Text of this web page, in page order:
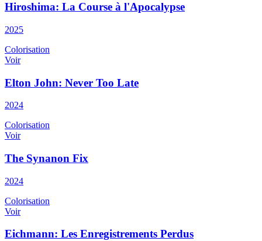
Hiroshima: La Course à l'Apocalypse
2025
Colorisation
Voir
Elton John: Never Too Late
2024
Colorisation
Voir
The Synanon Fix
2024
Colorisation
Voir
Eichmann: Les Enregistrements Perdus